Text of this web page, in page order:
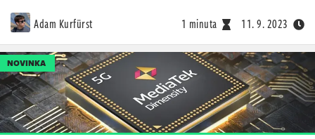
Adam Kurfürst 1 minuta 11. 9. 2023
NOVINKA